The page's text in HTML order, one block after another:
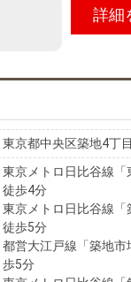
詳細
東京都中央区築地4丁
東京メトロ日比谷線「
徒歩4分
東京メトロ日比谷線「
徒歩5分
都営大江戸線「築地市
歩5分